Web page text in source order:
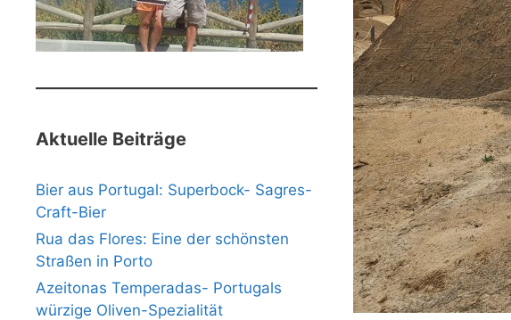
Aktuelle Beiträge
Bier aus Portugal: Superbock- Sagres-
Craft-Bier
Rua das Flores: Eine der schönsten
Straßen in Porto
Azeitonas Temperadas- Portugals
würzige Oliven-Spezialität